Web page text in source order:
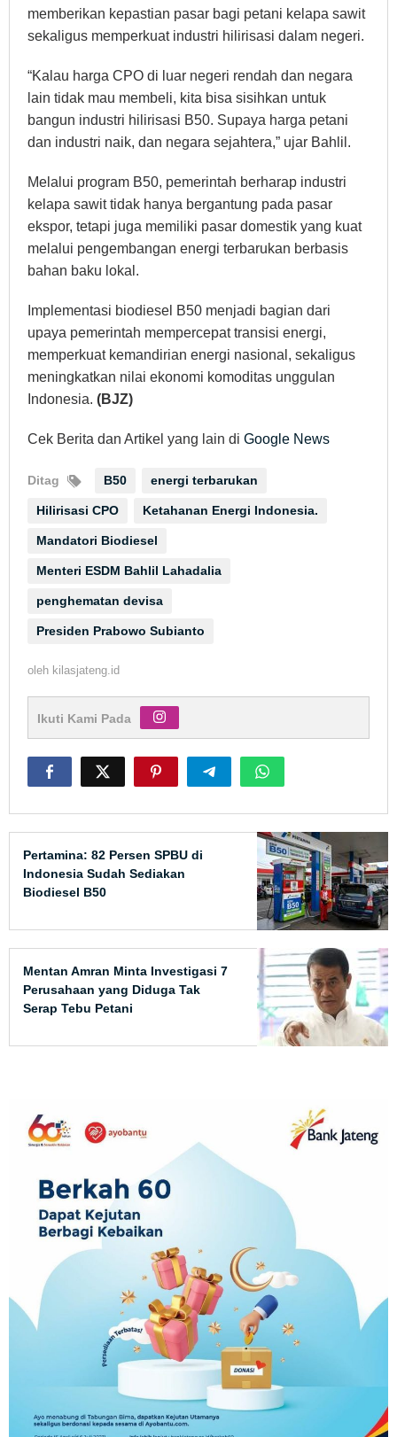
memberikan kepastian pasar bagi petani kelapa sawit
sekaligus memperkuat industri hilirisasi dalam negeri.
“Kalau harga CPO di luar negeri rendah dan negara
lain tidak mau membeli, kita bisa sisihkan untuk
bangun industri hilirisasi B50. Supaya harga petani
dan industri naik, dan negara sejahtera,” ujar Bahlil.
Melalui program B50, pemerintah berharap industri
kelapa sawit tidak hanya bergantung pada pasar
ekspor, tetapi juga memiliki pasar domestik yang kuat
melalui pengembangan energi terbarukan berbasis
bahan baku lokal.
Implementasi biodiesel B50 menjadi bagian dari
upaya pemerintah mempercepat transisi energi,
memperkuat kemandirian energi nasional, sekaligus
meningkatkan nilai ekonomi komoditas unggulan
Indonesia. (BJZ)
Cek Berita dan Artikel yang lain di Google News
Ditag B50 energi terbarukan
Hilirisasi CPO Ketahanan Energi Indonesia.
Mandatori Biodiesel
Menteri ESDM Bahlil Lahadalia
penghematan devisa
Presiden Prabowo Subianto
oleh kilasjateng.id
Ikuti Kami Pada
Pertamina: 82 Persen SPBU di
Indonesia Sudah Sediakan
Biodiesel B50
Mentan Amran Minta Investigasi 7
Perusahaan yang Diduga Tak
Serap Tebu Petani